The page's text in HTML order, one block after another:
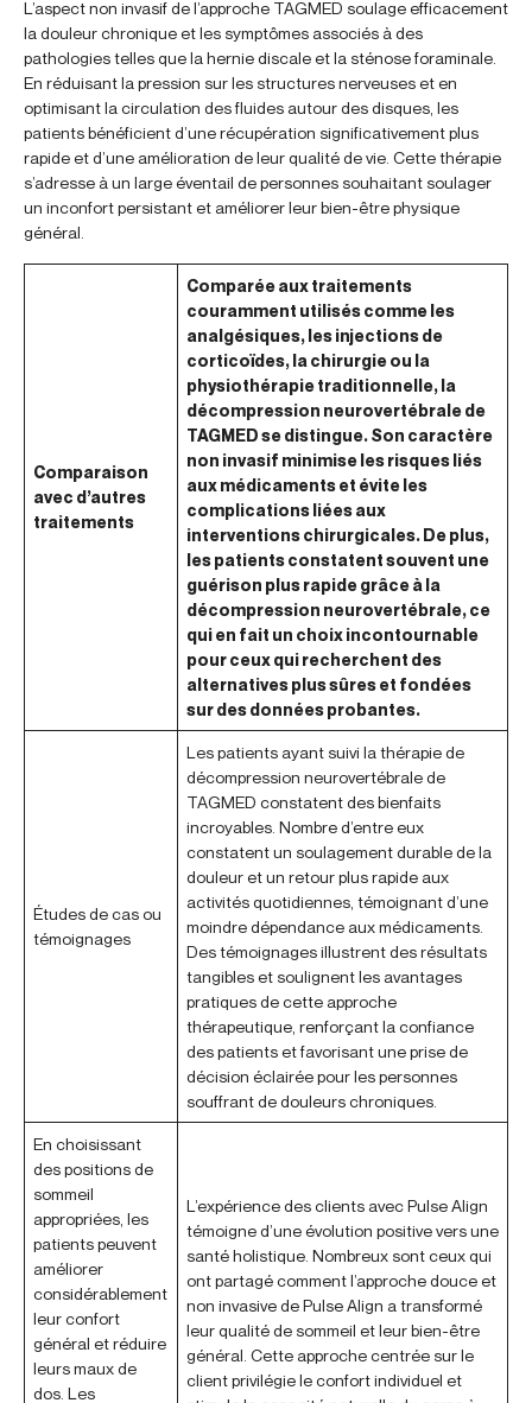
L’aspect non invasif de l’approche TAGMED soulage efficacement
la douleur chronique et les symptômes associés à des
pathologies telles que la hernie discale et la sténose foraminale.
En réduisant la pression sur les structures nerveuses et en
optimisant la circulation des fluides autour des disques, les
patients bénéficient d’une récupération significativement plus
rapide et d’une amélioration de leur qualité de vie. Cette thérapie
s’adresse à un large éventail de personnes souhaitant soulager
un inconfort persistant et améliorer leur bien-être physique
général.
Comparaison
avec d’autres
traitements
Comparée aux traitements
couramment utilisés comme les
analgésiques, les injections de
corticoïdes, la chirurgie ou la
physiothérapie traditionnelle, la
décompression neurovertébrale de
TAGMED se distingue. Son caractère
non invasif minimise les risques liés
aux médicaments et évite les
complications liées aux
interventions chirurgicales. De plus,
les patients constatent souvent une
guérison plus rapide grâce à la
décompression neurovertébrale, ce
qui en fait un choix incontournable
pour ceux qui recherchent des
alternatives plus sûres et fondées
sur des données probantes.
Études de cas ou
témoignages
Les patients ayant suivi la thérapie de
décompression neurovertébrale de
TAGMED constatent des bienfaits
incroyables. Nombre d’entre eux
constatent un soulagement durable de la
douleur et un retour plus rapide aux
activités quotidiennes, témoignant d’une
moindre dépendance aux médicaments.
Des témoignages illustrent des résultats
tangibles et soulignent les avantages
pratiques de cette approche
thérapeutique, renforçant la confiance
des patients et favorisant une prise de
décision éclairée pour les personnes
souffrant de douleurs chroniques.
En choisissant
des positions de
sommeil
appropriées, les
patients peuvent
améliorer
considérablement
leur confort
général et réduire
leurs maux de
dos. Les
L’expérience des clients avec Pulse Align
témoigne d’une évolution positive vers une
santé holistique. Nombreux sont ceux qui
ont partagé comment l’approche douce et
non invasive de Pulse Align a transformé
leur qualité de sommeil et leur bien-être
général. Cette approche centrée sur le
client privilégie le confort individuel et